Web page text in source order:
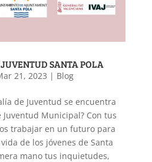
SANTA POLA
21, 2023 | Blog
de Juventud se encuentra
Municipal? Con tus
trabajar en un futuro para
de los jóvenes de Santa
mano tus inquietudes,